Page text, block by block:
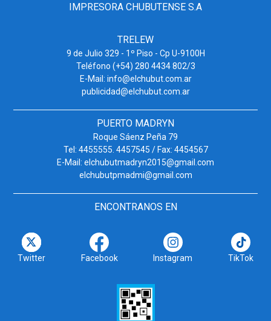
IMPRESORA CHUBUTENSE S.A
TRELEW
9 de Julio 329 - 1º Piso - Cp U-9100H
Teléfono (+54) 280 4434 802/3
E-Mail: info@elchubut.com.ar
publicidad@elchubut.com.ar
PUERTO MADRYN
Roque Sáenz Peña 79
Tel: 4455555. 4457545 / Fax: 4454567
E-Mail: elchubutmadryn2015@gmail.com
elchubutpmadmi@gmail.com
ENCONTRANOS EN
Twitter Facebook Instagram TikTok